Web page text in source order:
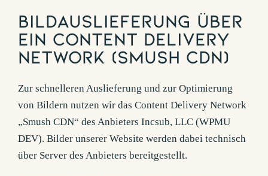
Bildauslieferung über
ein Content Delivery
Network (Smush CDN)
Zur schnelleren Auslieferung und zur Optimierung
von Bildern nutzen wir das Content Delivery Network
„Smush CDN“ des Anbieters Incsub, LLC (WPMU
DEV). Bilder unserer Website werden dabei technisch
über Server des Anbieters bereitgestellt.